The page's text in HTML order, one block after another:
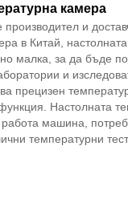
камера
и
в Китай,
малка, за да бъде
и
прецизен
Настолната
машина,
температурни